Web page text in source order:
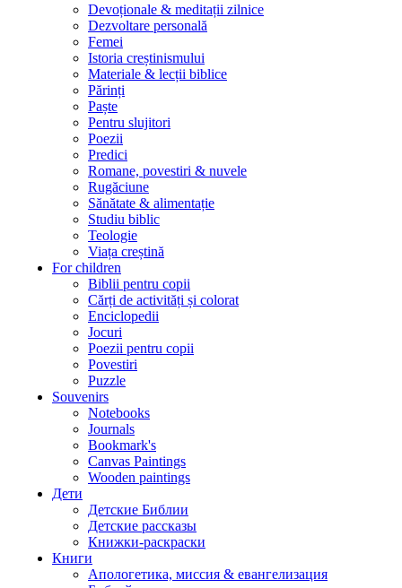
Devoționale & meditații zilnice
Dezvoltare personală
Femei
Istoria creștinismului
Materiale & lecții biblice
Părinți
Paște
Pentru slujitori
Poezii
Predici
Romane, povestiri & nuvele
Rugăciune
Sănătate & alimentație
Studiu biblic
Teologie
Viața creștină
For children
Biblii pentru copii
Cărți de activități și colorat
Enciclopedii
Jocuri
Poezii pentru copii
Povestiri
Puzzle
Souvenirs
Notebooks
Journals
Bookmark's
Canvas Paintings
Wooden paintings
Дети
Детские Библии
Детские рассказы
Книжки-раскраски
Книги
Апологетика, миссия & евангелизация